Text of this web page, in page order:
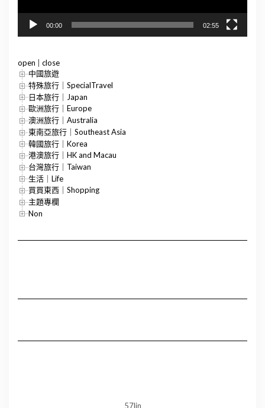
00:00 02:55
open
close
中國旅遊
特殊旅行｜SpecialTravel
日本旅行｜Japan
歐洲旅行｜Europe
澳洲旅行｜Australia
東南亞旅行｜Southeast Asia
韓國旅行｜Korea
港澳旅行｜HK and Macau
台灣旅行｜Taiwan
生活｜Life
買買東西｜Shopping
主題專欄
Non
57lin